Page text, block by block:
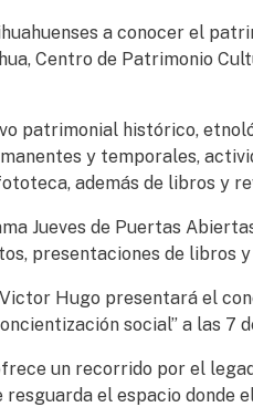
a conocer el
Centro de Patrimonio
patrimonial histórico,
y temporales,
además de libros y
Jueves de Puertas
presentaciones de libros
Hugo presentará el
social” a las 7
un recorrido por el
el espacio donde